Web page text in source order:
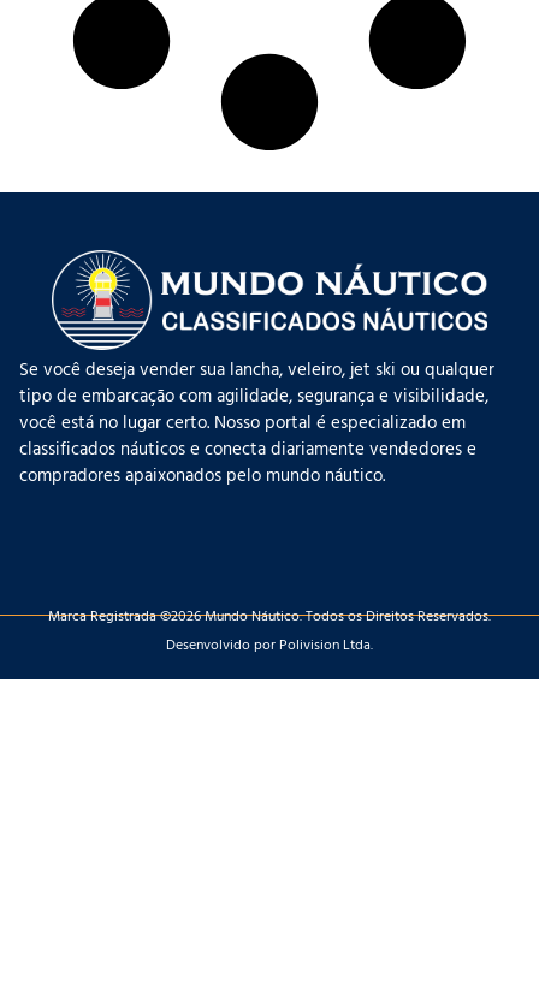
Se você deseja vender sua lancha, veleiro, jet ski ou qualquer
tipo de embarcação com agilidade, segurança e visibilidade,
você está no lugar certo. Nosso portal é especializado em
classificados náuticos e conecta diariamente vendedores e
compradores apaixonados pelo mundo náutico.
Marca Registrada ©2026 Mundo Náutico. Todos os Direitos Reservados.
Desenvolvido por Polivision Ltda.